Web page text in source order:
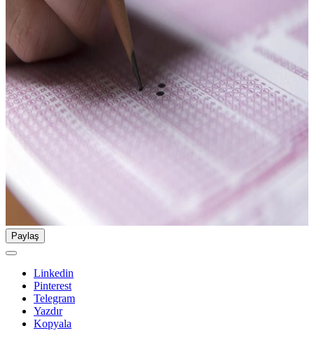
Paylaş
Linkedin
Pinterest
Telegram
Yazdır
Kopyala